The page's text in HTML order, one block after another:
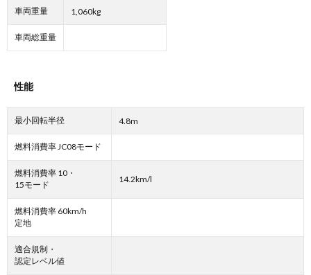
車両重量 1,060kg
車両総重量
性能
最小回転半径 4.8m
燃料消費率 JC08モード
燃料消費率 10・
15モード
14.2km/l
燃料消費率 60km/h
定地
適合規制・
認定レベル値